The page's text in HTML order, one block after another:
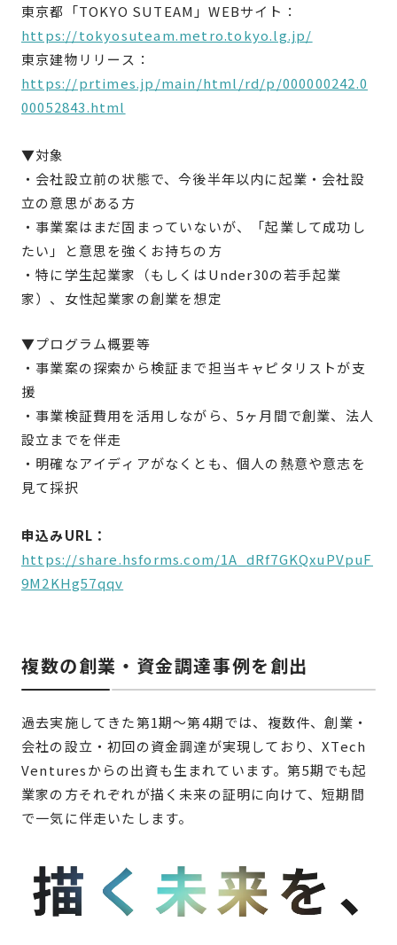
東京都「TOKYO SUTEAM」WEBサイト：
https://tokyosuteam.metro.tokyo.lg.jp/
東京建物リリース：
https://prtimes.jp/main/html/rd/p/000000242.0
00052843.html
▼対象
・会社設立前の状態で、今後半年以内に起業・会社設
立の意思がある方
・事業案はまだ固まっていないが、「起業して成功し
たい」と意思を強くお持ちの方
・特に学生起業家（もしくはUnder30の若手起業
家）、女性起業家の創業を想定
▼プログラム概要等
・事業案の探索から検証まで担当キャピタリストが支
援
・事業検証費用を活用しながら、5ヶ月間で創業、法人
設立までを伴走
・明確なアイディアがなくとも、個人の熱意や意志を
見て採択
申込みURL：
https://share.hsforms.com/1A_dRf7GKQxuPVpuF
9M2KHg57qqv
複数の創業・資金調達事例を創出
過去実施してきた第1期〜第4期では、複数件、創業・
会社の設立・初回の資金調達が実現しており、XTech
Venturesからの出資も生まれています。第5期でも起
業家の方それぞれが描く未来の証明に向けて、短期間
で一気に伴走いたします。